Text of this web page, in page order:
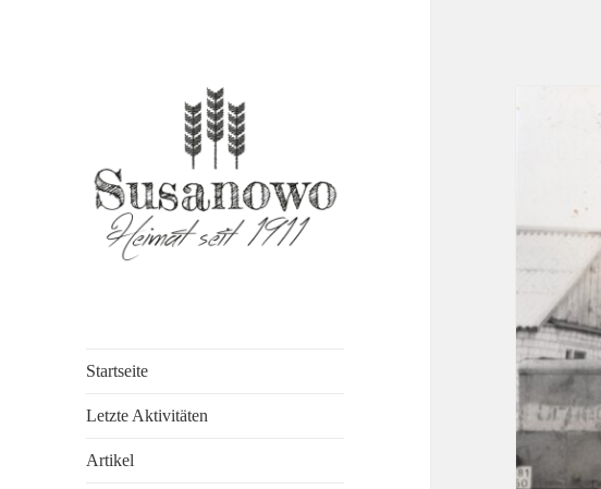
Startseite
Letzte Aktivitäten
Artikel